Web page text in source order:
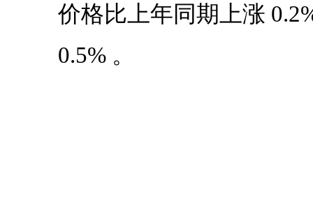
价格比上年同期上涨
0.5% 。